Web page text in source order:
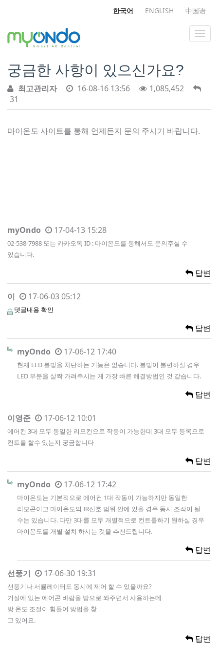
한국어 ENGLISH 中国语
궁금한 사항이 있으신가요?
최고관리자 16-08-16 13:56
1,085,452
31
마이온도 사이트를 통해 언제든지 문의 주시기 바랍니다.
myOndo 17-04-13 15:28
02-538-7988 또는 카카오톡 ID : 마이온도를 통해서도 문의주실 수
있습니다.
답변
이 17-06-03 05:12
댓글내용 확인
답변
myOndo 17-06-12 17:40
현재 LED 불빛을 차단하는 기능은 없습니다. 불빛이 불편하실 경우
LED 부분을 살짝 가려주시는 게 가장 빠른 해결방법인 것 같습니다.
답변
이영준 17-06-12 10:01
에어컨 3대 모두 동일한 리모컨으로 작동이 가능한데 3대 모두 등록으로
컨트롤 할수 있는지 궁금합니다
답변
myOndo 17-06-12 17:42
마이온도는 기본적으로 에어컨 1대 작동이 가능하지만 동일한
리모콘이고 마이온도의 IR신호 범위 안에 있을 경우 동시 조작이 될
수는 있습니다. 다만 3대를 모두 개별적으로 컨트롤하기 원하실 경우
마이온도를 개별 설치 하시는 것을 추천드립니다.
답변
선풍기 17-06-30 19:31
선풍기나 서큘레이터도 동시에 제어 할 수 있을까요?
거실에 있는 에어콘 바람을 방으로 쏴주면서 사용하는데
방 온도 조절이 힘들어 방법을 찾
고 있어요.
답변